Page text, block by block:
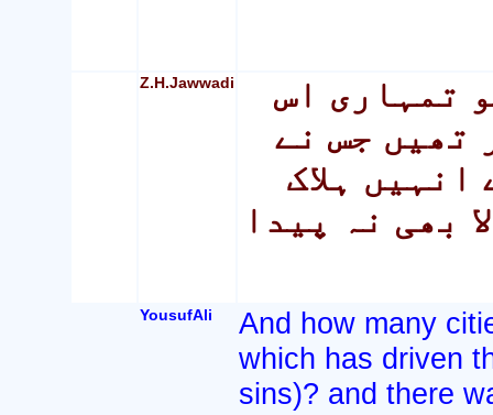
Z.H.Jawwadi
تمہاری اس
تھیں جس نے
ہلاک
بھی نہ پیدا
YousufAli
And how many
which has driven
sins)? and there